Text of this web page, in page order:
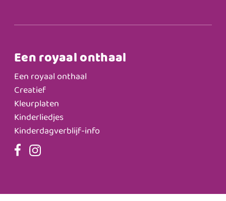
Een royaal onthaal
Een royaal onthaal
Creatief
Kleurplaten
Kinderliedjes
Kinderdagverblijf-info